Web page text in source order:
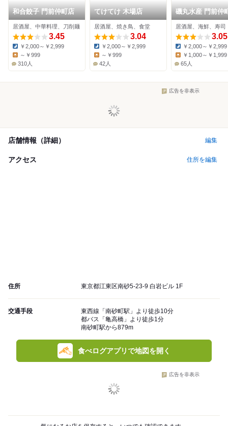
和合餃子 門前仲町店
居酒屋、中華料理、刀削麺
3.45
Dinner:
￥2,000～￥2,999
～￥999
310人
てけてけ 木場店
居酒屋、焼き鳥、食堂
3.04
Dinner:
￥2,000～￥2,999
Lunch:
～￥999
42人
磯丸水産 門前仲
居酒屋、海鮮、寿司
3.05
Dinner:
￥2,000～￥2,999
Lunch:
￥1,000～￥1,999
65人
広告を非表示
店舗情報（詳細） 編集
アクセス 住所を編集
住所 東京都江東区南砂5-23-9 白岩ビル 1F
交通手段
東西線「南砂町駅」より徒歩10分
都バス「亀高橋」より徒歩1分
南砂町駅から879m
食べログアプリで地図を開く
広告を非表示